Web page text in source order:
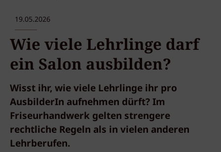
19.05.2026
Wie viele Lehrlinge darf
ein Salon ausbilden?
Wisst ihr, wie viele Lehrlinge ihr pro
AusbilderIn aufnehmen dürft? Im
Friseurhandwerk gelten strengere
rechtliche Regeln als in vielen anderen
Lehrberufen.